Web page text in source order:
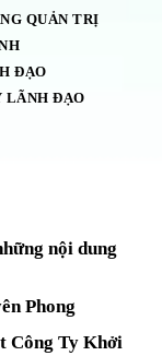
QUẢN TRỊ
ĐẠO
LÃNH ĐẠO
nội dung
Phong
Công Ty Khởi